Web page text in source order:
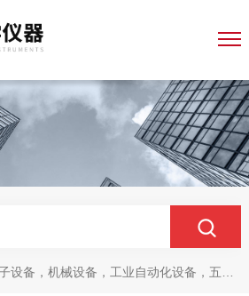
械设备，工业自动化设备，五金产品，电线电缆，金属材料，电子